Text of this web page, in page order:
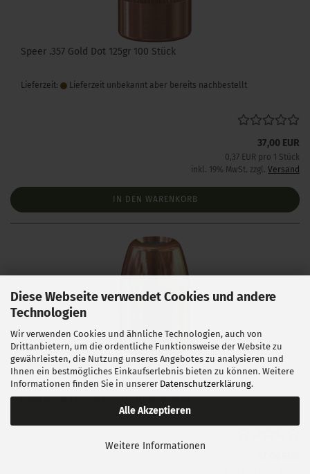
Diese Webseite verwendet Cookies und andere
Technologien
Wir verwenden Cookies und ähnliche Technologien, auch von
Drittanbietern, um die ordentliche Funktionsweise der Website zu
gewährleisten, die Nutzung unseres Angebotes zu analysieren und
Ihnen ein bestmögliches Einkaufserlebnis bieten zu können. Weitere
Informationen finden Sie in unserer Datenschutzerklärung.
Alle Akzeptieren
Weitere Informationen
Speer .357 Gold Dot 125gr 100 Stück
Lieferzeit: Lieferzeit unbekannt aber bereits nachbestellt
37,00 EUR
0,37 EUR pro 1 Stück
inkl. 19% MwSt. zzgl. Versand
IN DEN WARENKORB
Speer .400 Gold Dot 180gr 100 Stück
Lieferzeit: 1 Woche NACH Zahlungseingang